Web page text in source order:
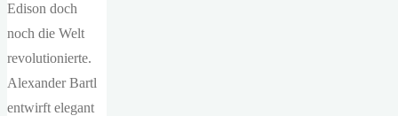
Edison doch
noch die Welt
revolutionierte.
Alexander Bartl
entwirft elegant